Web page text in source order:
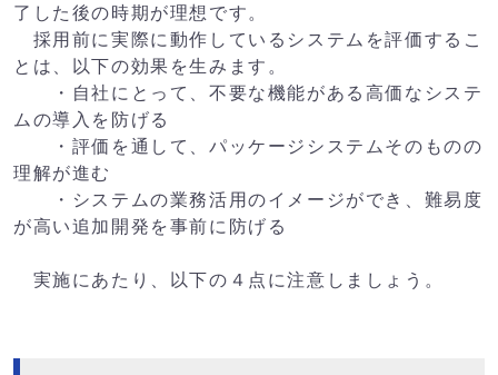
了した後の時期が理想です。
採用前に実際に動作しているシステムを評価するこ
とは、以下の効果を生みます。
・自社にとって、不要な機能がある高価なシステ
ムの導入を防げる
・評価を通して、パッケージシステムそのものの
理解が進む
・システムの業務活用のイメージができ、難易度
が高い追加開発を事前に防げる
実施にあたり、以下の４点に注意しましょう。